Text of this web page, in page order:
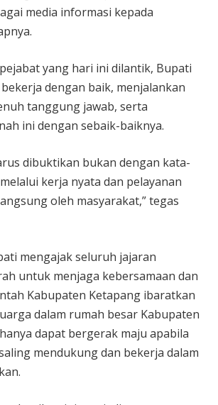
media informasi kepada
yang hari ini dilantik, Bupati
dengan baik, menjalankan
tanggung jawab, serta
ini dengan sebaik-baiknya.
dibuktikan bukan dengan kata-
kerja nyata dan pelayanan
oleh masyarakat,” tegas
mengajak seluruh jajaran
untuk menjaga kebersamaan dan
Kabupaten Ketapang ibaratkan
dalam rumah besar Kabupaten
dapat bergerak maju apabila
mendukung dan bekerja dalam